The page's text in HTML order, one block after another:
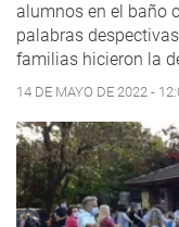
alumnos en el baño
palabras
familias hicieron la
14 DE MAYO DE 2022 -